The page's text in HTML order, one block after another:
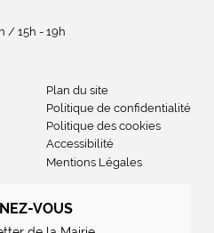
/ 15h - 19h
Plan du site
Politique de confidentialité
Politique des cookies
Accessibilité
Mentions Légales
VOUS